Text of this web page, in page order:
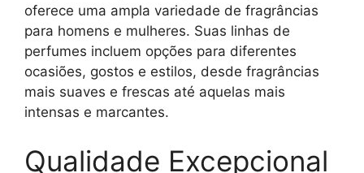
oferece uma ampla variedade de fragrâncias
para homens e mulheres. Suas linhas de
perfumes incluem opções para diferentes
ocasiões, gostos e estilos, desde fragrâncias
mais suaves e frescas até aquelas mais
intensas e marcantes.
Qualidade Excepcional